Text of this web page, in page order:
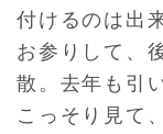
付けるのは出
お参りして、
散。去年も引
こっそ り見て